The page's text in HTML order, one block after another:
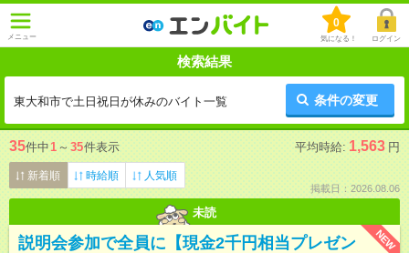
メニュー
0
気になる！ ログイン
検索結果
東大和市で土日祝日が休みのバイト一覧 条件の変更
35件中1 ～ 35件表示 平均時給: 1,563 円
新着順 時給順 人気順
掲載日：2026.08.06
未読
NEW
説明会参加で全員に【現金2千円相当プレゼン